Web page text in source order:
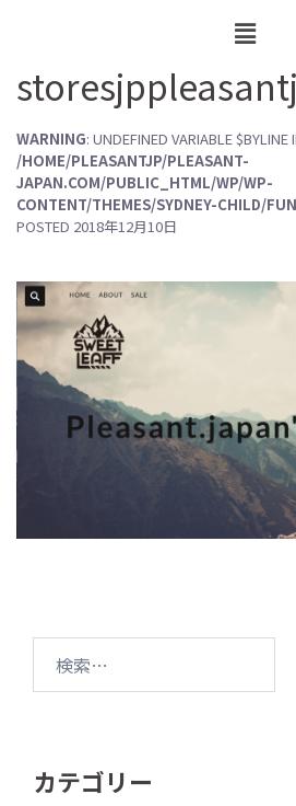
WARNING: UNDEFINED VARIABLE $BYLINE
/HOME/PLEASANTJP/PLEASANT-
JAPAN.COM/PUBLIC_HTML/WP/WP-
CONTENT/THEMES/SYDNEY-CHILD/
POSTED 2018年12月10日
カテゴリー